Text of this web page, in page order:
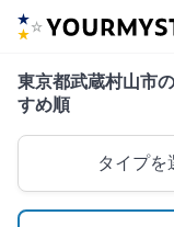
東京都武蔵村山市
すめ順
タイプを